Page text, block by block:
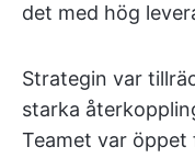
det med hög
Strategin var
starka
Teamet var